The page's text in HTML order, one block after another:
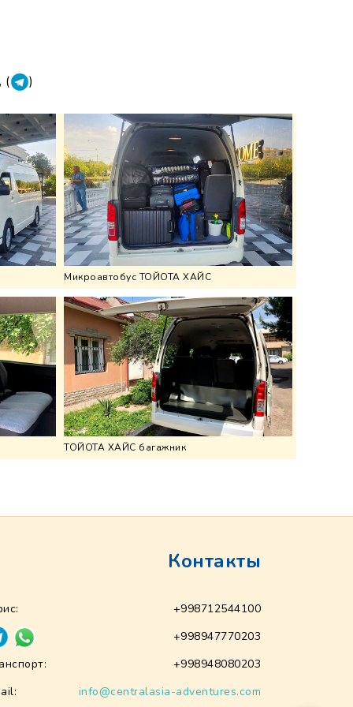
( )
Микроавтобус ТОЙОТА ХАЙС
ТОЙОТА ХАЙС багажник
Контакты
+998712544100
+998947770203
+998948080203
info@centralasia-adventures.com